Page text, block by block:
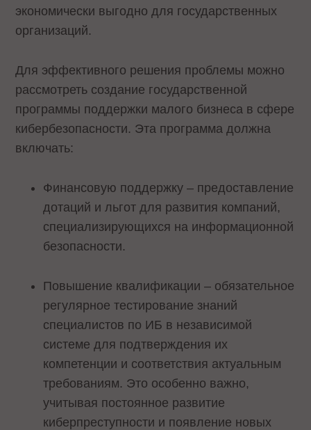
экономически выгодно для государственных
организаций.
Для эффективного решения проблемы можно
рассмотреть создание государственной
программы поддержки малого бизнеса в сфере
кибербезопасности. Эта программа должна
включать:
Финансовую поддержку – предоставление
дотаций и льгот для развития компаний,
специализирующихся на информационной
безопасности.
Повышение квалификации – обязательное
регулярное тестирование знаний
специалистов по ИБ в независимой
системе для подтверждения их
компетенции и соответствия актуальным
требованиям. Это особенно важно,
учитывая постоянное развитие
киберпреступности и появление новых